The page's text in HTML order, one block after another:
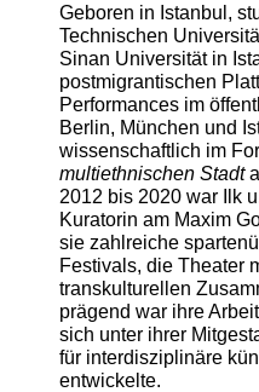
Geboren in Istanbul,
Technischen
Sinan Universität in
postmigrantischen
Performances im
Berlin, München und
wissenschaftlich im
multiethnischen Stadt
2012 bis 2020 war Ilk
Kuratorin am Maxim
sie zahlreiche
Festivals, die Theater
transkulturellen
prägend war ihre
sich unter ihrer
für interdisziplinäre
entwickelte.